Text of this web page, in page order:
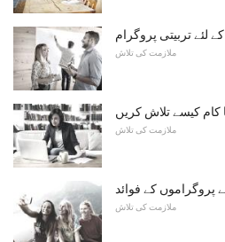
لئے تربیتی پروگرام
ملازمت کی تلاش
کام کیسے تلاش کریں
ملازمت کی تلاش
کے فوائد
ملازمت کی تلاش